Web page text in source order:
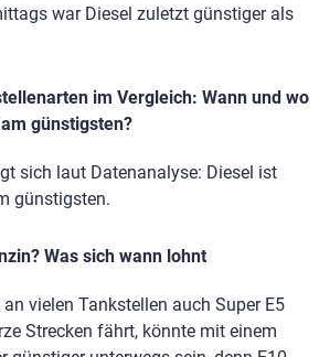
war Diesel zuletzt günstiger als
im Vergleich: Wann und wo
günstigsten?
sich laut Datenanalyse: Diesel ist
günstigsten.
Was sich wann lohnt
vielen Tankstellen auch Super E5
Strecken fährt, könnte mit einem